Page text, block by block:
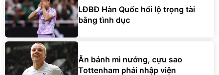
LĐBĐ Hàn Quốc hối lộ trọng tài
bằng tình dục
Ăn bánh mì nướng, cựu sao
Tottenham phải nhập viện